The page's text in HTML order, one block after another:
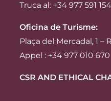
Truca al: +34 977 591 154
Oficina de Turisme:
Plaça del Mercadal, 1 –
Appel : +34 977 010 670
CSR AND ETHICAL